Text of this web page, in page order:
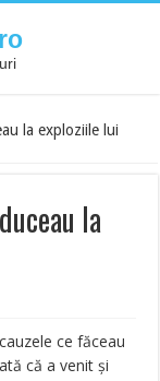
la exploziile lui
la
ce făceau
că a venit și